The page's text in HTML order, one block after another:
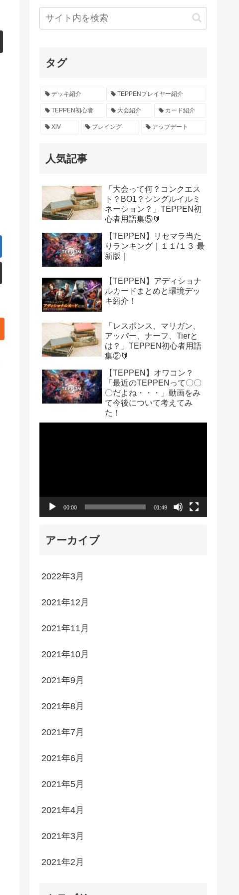
タグ
デッキ紹介 TEPPENプレイヤー紹介
TEPPEN初心者 大会紹介 カード紹介
XiV プレイング アップデート
人気記事
「大会って何？コンクエス
ト？BO1？シングルイルミ
ネーション？」TEPPEN初
心者用語集⑤🔰
【TEPPEN】リセマラ当た
りランキング｜１１/１３ 最
新版｜
【TEPPEN】アディショナ
ルカードまとめと環境デッ
キ紹介！
「レスポンス、マリガン、
アッパー、ナーフ、Tierと
は？」TEPPEN初心者用語
集②🔰
【TEPPEN】オワコン？
「最近のTEPPENって〇〇
〇だよね・・・」動画をみ
て今後について考えてみ
た！
00:00 01:49
アーカイブ
2022年3月
2021年12月
2021年11月
2021年10月
2021年9月
2021年8月
2021年7月
2021年6月
2021年5月
2021年4月
2021年3月
2021年2月